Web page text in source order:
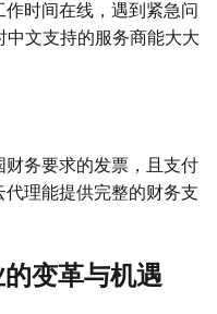
时间在线，遇到紧急问
文支持的服务商能大大
务要求的发票，且支付
理能提供完整的财务支
变革与机遇